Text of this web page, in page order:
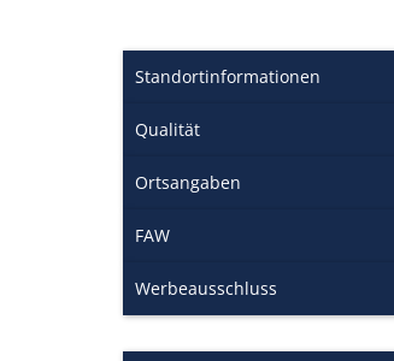
Standortinformationen
Qualität
Ortsangaben
FAW
Werbeausschluss